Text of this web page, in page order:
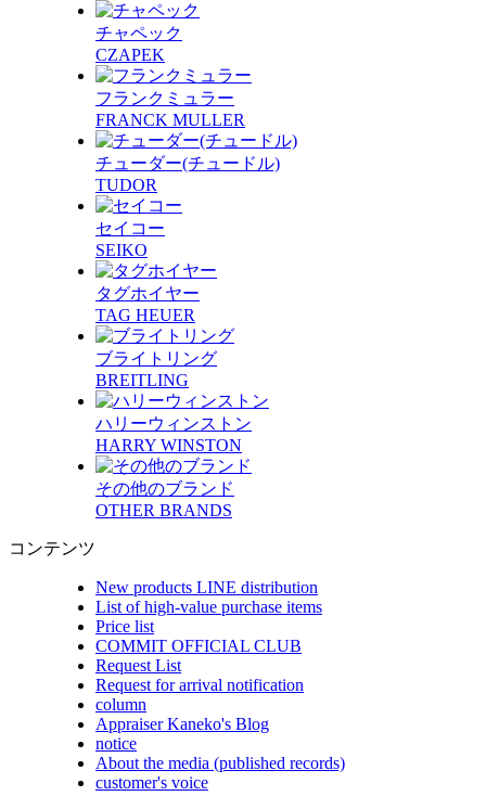
チャペック
CZAPEK
フランクミュラー
FRANCK MULLER
チューダー(チュードル)
TUDOR
セイコー
SEIKO
タグホイヤー
TAG HEUER
ブライトリング
BREITLING
ハリーウィンストン
HARRY WINSTON
その他のブランド
OTHER BRANDS
コンテンツ
New products LINE distribution
List of high-value purchase items
Price list
COMMIT OFFICIAL CLUB
Request List
Request for arrival notification
column
Appraiser Kaneko's Blog
notice
About the media (published records)
customer's voice